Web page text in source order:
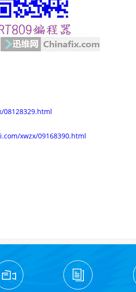
08128329.html
xwzx/09168390.html